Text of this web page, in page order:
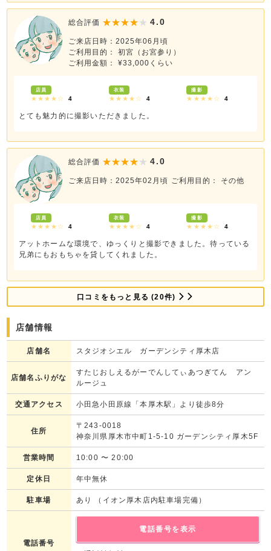
総合評価 4.0
ご来店日時：2025年06月頃
ご利用目的： 初宮（お宮参り）
ご利用金額： ¥33,000くらい
店員
★★★★☆ 4
衣装
★★★★☆ 4
撮影
★★★★☆ 4
とても魅力的に撮影いただきました。
総合評価 4.0
ご来店日時：2025年02月頃 ご利用目的： その他
店員
★★★★☆ 4
衣装
★★★★☆ 4
撮影
★★★★☆ 4
アットホームな環境で、ゆっくりと撮影できました。待っている
兄弟にもおもちゃを貸してくれました。
口コミをもっと見る (20件)
店舗情報
店舗名 スタジオシエル ガーデンシティ厚木店
店舗名ふりがな
すたじおしえるがーでんしてぃあつぎてん アン
ルージュ
交通アクセス 小田急小田原線「本厚木駅」より徒歩8分
住所
〒243-0018
神奈川県厚木市中町1-5-10 ガーデンシティ厚木5F
営業時間 10:00 〜20:00
定休日 年中無休
駐車場 あり （イオン厚木店内駐車場完備）
電話番号
電話番号を表示